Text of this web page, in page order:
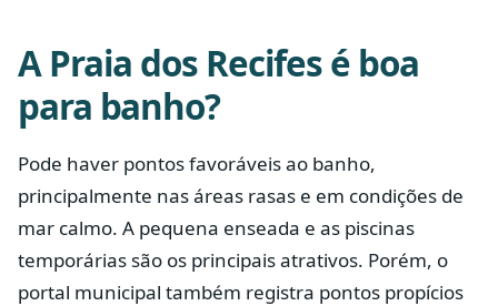
A Praia dos Recifes é boa
para banho?
Pode haver pontos favoráveis ao banho,
principalmente nas áreas rasas e em condições de
mar calmo. A pequena enseada e as piscinas
temporárias são os principais atrativos. Porém, o
portal municipal também registra pontos propícios